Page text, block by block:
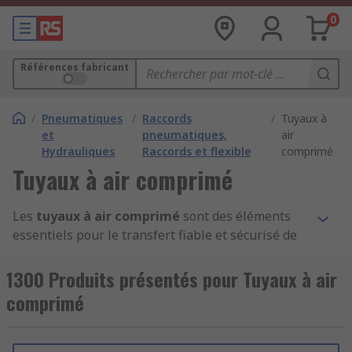
0
Références fabricant
/ Pneumatiques
et
Hydrauliques
/ Raccords
pneumatiques,
Raccords et flexible
/ Tuyaux à
air
comprimé
Tuyaux à air comprimé
Les tuyaux à air comprimé sont des éléments
essentiels pour le transfert fiable et sécurisé de
industries. Disponibles dans une large gamme de
tailles, longueurs et couleurs, cestuyaux
flexiblespermettent d’alimenter efficacement
industriels. Leur flexibilité assure une grande
1300 Produits présentés pour Tuyaux à air
comprimé